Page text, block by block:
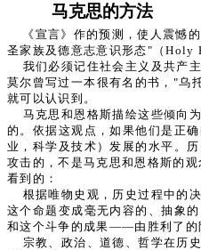
马克思的方法
《宣言》作的预测，使人震憾
圣家族及德意志意识形态"（Holy
我们必须记住社会主义及共产
莫尔曾写过一本很有名的书，"乌
就可以认识到。
马克思和恩格斯描绘这些倾向
的。依据这观点，如果他们是正
业，科学及技术）发展的水平。
攻击的，不是马克思和恩格斯的
看到的：
根据唯物史观，历史过程中的
这个命题变成毫无内容的、抽象
和这个斗争的成果——由胜利了的
宗教、政治、道德、哲学在历